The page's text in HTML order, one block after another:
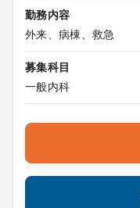
勤務内容
外来、病棟、救急
募集科目
一般内科